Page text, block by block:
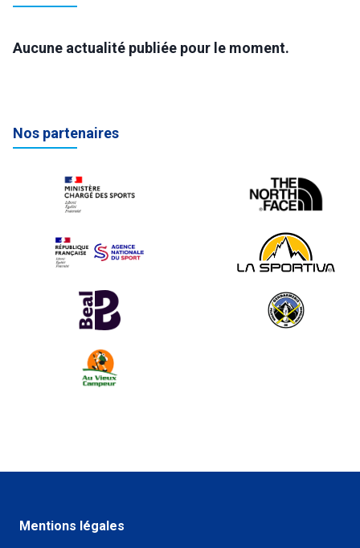
Aucune actualité publiée pour le moment.
Nos partenaires
Mentions légales